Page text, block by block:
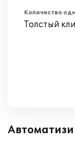
Количество
Толстый